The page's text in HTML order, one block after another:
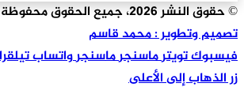
© حقوق النشر 2026، جميع الحقوق محفوظة لـ
تصميم وتطوير : محمد قاسم
فيسبوكتويترماسنجرماسنجرواتساب
زر الذهاب إلى الأعلى